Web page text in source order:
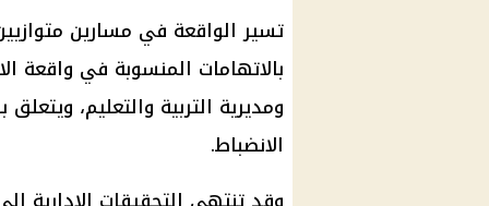
تسير الواقعة في مسارين
بالاتهامات المنسوبة في واقعة
ومديرية التربية والتعليم،
الانضباط.